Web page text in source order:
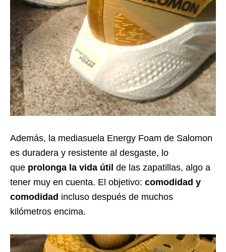
Además, la mediasuela Energy Foam de Salomon
es duradera y resistente al desgaste, lo
que prolonga la vida útil de las zapatillas, algo a
tener muy en cuenta. El objetivo: comodidad y
comodidad incluso después de muchos
kilómetros encima.